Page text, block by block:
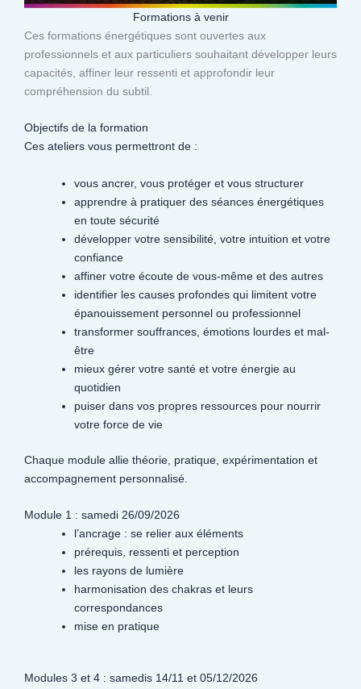
Formations à venir
Ces formations énergétiques sont ouvertes aux
professionnels et aux particuliers souhaitant développer leurs
capacités, affiner leur ressenti et approfondir leur
compréhension du subtil.​
Objectifs de la formation
Ces ateliers vous permettront de :
vous ancrer, vous protéger et vous structurer
apprendre à pratiquer des séances énergétiques
en toute sécurité
développer votre sensibilité, votre intuition et votre
confiance
affiner votre écoute de vous-même et des autres
identifier les causes profondes qui limitent votre
épanouissement personnel ou professionnel
transformer souffrances, émotions lourdes et mal-
être
mieux gérer votre santé et votre énergie au
quotidien
puiser dans vos propres ressources pour nourrir
votre force de vie
Chaque module allie théorie, pratique, expérimentation et
accompagnement personnalisé.
Module 1 : samedi 26/09/2026
l’ancrage : se relier aux éléments
prérequis, ressenti et perception
les rayons de lumière
harmonisation des chakras et leurs
correspondances
mise en pratique
Modules 3 et 4 : samedis 14/11 et 05/12/2026